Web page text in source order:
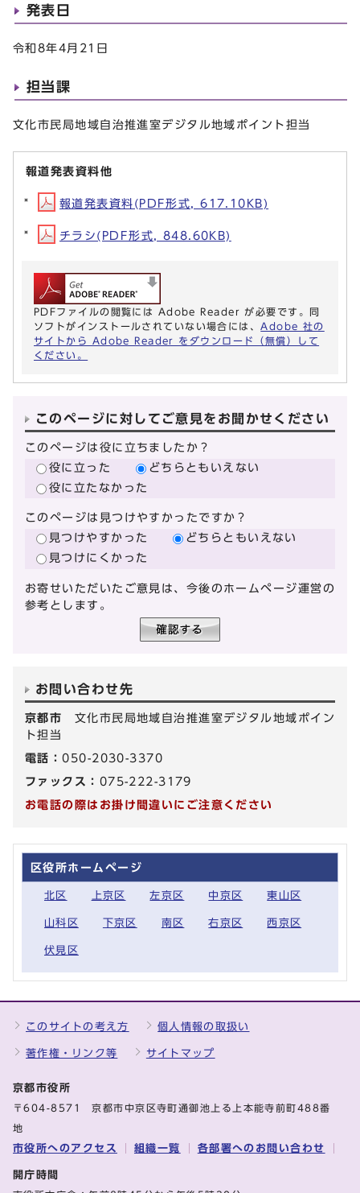
発表日
令和8年4月21日
担当課
文化市民局地域自治推進室デジタル地域ポイント担当
報道発表資料他
報道発表資料(PDF形式, 617.10KB)
チラシ(PDF形式, 848.60KB)
PDFファイルの閲覧には Adobe Reader が必要です。同
ソフトがインストールされていない場合には、 Adobe 社の
サイトから Adobe Reader をダウンロード（無償）して
ください。
このページに対してご意見をお聞かせください
このページは役に立ちましたか？
役に立った
どちらともいえない
役に立たなかった
このページは見つけやすかったですか？
見つけやすかった
どちらともいえない
見つけにくかった
お寄せいただいたご意見は、今後のホームページ運営の
参考とします。
お問い合わせ先
京都市 文化市民局地域自治推進室デジタル地域ポイン
ト担当
電話：050-2030-3370
ファックス： 075-222-3179
お電話の際はお掛け間違いにご注意ください
区役所ホームページ
北区 上京区 左京区 中京区 東山区
山科区 下京区 南区 右京区 西京区
伏見区
このサイトの考え方 個人情報の取扱い
著作権・リンク等 サイトマップ
京都市役所
〒604-8571 京都市中京区寺町通御池上る上本能寺前町488番
地
市役所へのアクセス 組織一覧 各部署へのお問い合わせ
開庁時間